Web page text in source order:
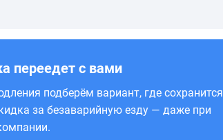
переедет с вами
подберём вариант, где сохранится
за безаварийную езду — даже при